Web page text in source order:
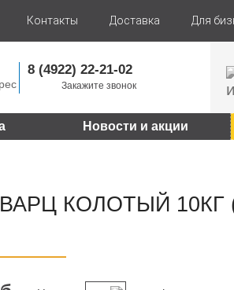
Контакты Доставка Для
8 (4922) 22-21-02
Закажите звонок
Новости и акции
КОЛОТЫЙ 10КГ